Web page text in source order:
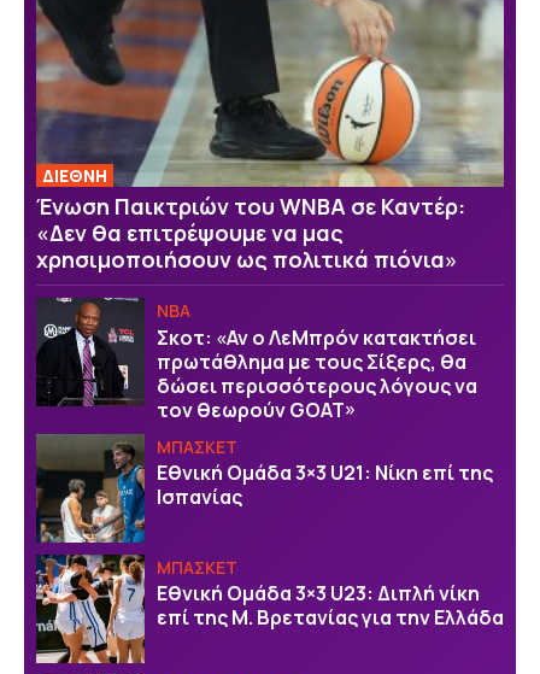
ΔΙΕΘΝΗ
Ένωση Παικτριών του WNBA σε Καντέρ:
«Δεν θα επιτρέψουμε να μας
χρησιμοποιήσουν ως πολιτικά πιόνια»
NBA
Σκοτ: «Αν ο ΛεΜπρόν κατακτήσει
πρωτάθλημα με τους Σίξερς, θα
δώσει περισσότερους λόγους να
τον θεωρούν GOAT»
ΜΠΑΣΚΕΤ
Εθνική Ομάδα 3×3 U21: Νίκη επί της
Ισπανίας
ΜΠΑΣΚΕΤ
Εθνική Ομάδα 3×3 U23: Διπλή νίκη
επί της Μ. Βρετανίας για την Ελλάδα